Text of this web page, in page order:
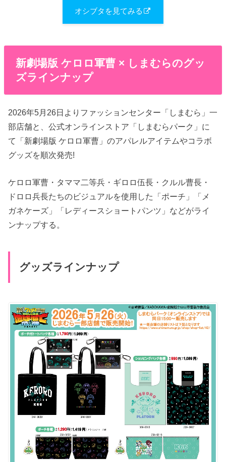
オシブタを見てみる
新劇場版 ケロロ軍曹 × しまむらのグッ
ズラインナップ
2026年5月26日よりファッションセンター「しまむら」一
部店舗と、公式オンラインストア「しまむらパーク」に
て「新劇場版 ケロロ軍曹」のアパレルアイテムやコラボ
グッズを順次発売!
ケロロ軍曹・タママ二等兵・ギロロ伍長・クルル曹長・
ドロロ兵長たちのビジュアルを使用した「ポーチ」「メ
ガネケーズ」「レディースショートパンツ」などがライ
ンナップする。
グッズラインナップ